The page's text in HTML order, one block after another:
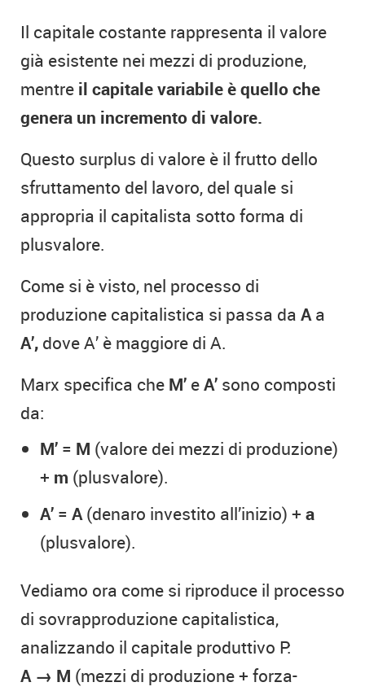
Il capitale costante rappresenta il valore
già esistente nei mezzi di produzione,
mentre il capitale variabile è quello che
genera un incremento di valore.
Questo surplus di valore è il frutto dello
sfruttamento del lavoro, del quale si
appropria il capitalista sotto forma di
plusvalore.
Come si è visto, nel processo di
produzione capitalistica si passa da Aa
A’, dove A’ è maggiore di A.
Marx specifica che M’ eA’ sono composti
da:
M’ = M (valore dei mezzi di produzione)
+ m (plusvalore).
A’ = A(denaro investito all’inizio) + a
(plusvalore).
Vediamo ora come si riproduce il processo
di sovrapproduzione capitalistica,
analizzando il capitale produttivo P:
A → M (mezzi di produzione + forza-